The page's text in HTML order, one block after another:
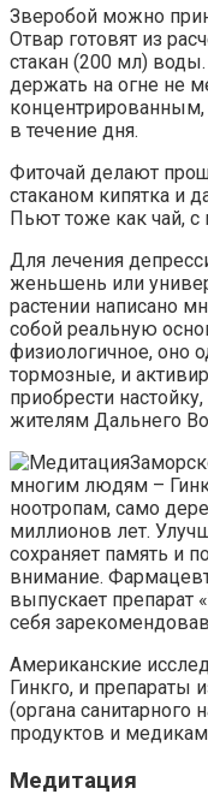
Зверобой можно
Отвар готовят из
стакан (200 мл)
держать на огне не
концентрированным,
в течение дня.
Фиточай делают
стаканом кипятка и
Пьют тоже как чай,
Для лечения
женьшень или
растении написано
собой реальную
физиологичное, оно
тормозные, и
приобрести
жителям Дальнего
многим людям –
ноотропам, само
миллионов лет.
сохраняет память и
внимание.
выпускает препарат
себя
Американские
Гинкго, и препараты
(органа
продуктов и
Медитация